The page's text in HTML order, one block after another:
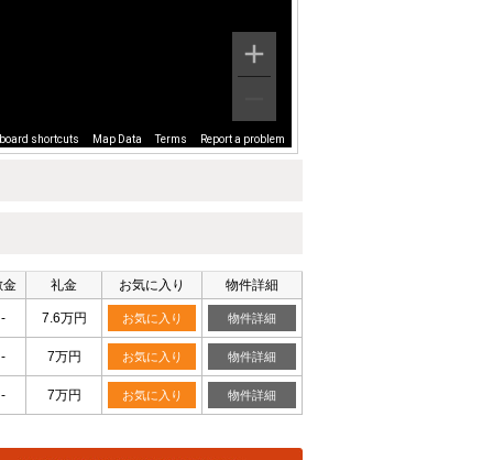
shortcuts Map Data Terms Report a problem
金 礼金 お気に入り 物件詳細
- 7.6万円 お気に入り 物件詳細
- 7万円 お気に入り 物件詳細
- 7万円 お気に入り 物件詳細